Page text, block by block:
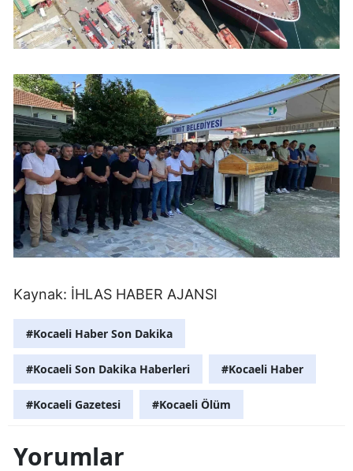
Kaynak: İHLAS HABER AJANSI
#Kocaeli Haber Son Dakika
#Kocaeli Son Dakika Haberleri #Kocaeli Haber
#Kocaeli Gazetesi #Kocaeli Ölüm
Yorumlar